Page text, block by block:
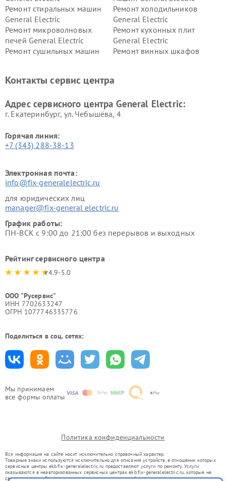
Мы принимаем
все формы оплаты
Ремонт стиральных машин
General Electric
Ремонт холодильников
General Electric
Ремонт микроволновых
печей General Electric
Ремонт кухонных плит
General Electric
Ремонт сушильных машин
Ремонт винных шкафов
Electric
General Electric
Контакты сервис центра
Адрес сервисного центра General Electric:
г. Екатеринбург, ул. Чебышёва, 4
Горячая линия:
+7 (343) 288-38-13
Электронная почта:
info@fix-generalelectric.ru
для юридических лиц
manager@fix-general electric.ru
График работы:
ПН-ВСК с 9:00 до 21:00 без перерывов и выходных
Рейтинг сервисного центра
4.9-5.0
ООО "Русервис"
ИНН 7702633247
ОГРН 1077746335776
Поделиться в соц. сетях:
Политика конфиденциальности
Вся информация на сайте носит исключительно справочный характер.
Товарные знаки используются исключительно для описания устройств, в отношении которых
сервисные центры ekb.fix-generalelectric.ru предоставляют услуги по ремонту. Услуги
оказываются в неавторизованных сервисных центрах ekb.fix-generalelectric.ru, которые не
связаны с правообладателями товарных знаков или их официальными представителями.